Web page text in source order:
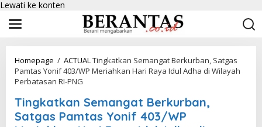
Lewati ke konten
Homepage / ACTUALTingkatkan Semangat Berkurban, Satgas
Pamtas Yonif 403/WP Meriahkan Hari Raya Idul Adha di Wilayah
Perbatasan RI-PNG
Tingkatkan Semangat Berkurban,
Satgas Pamtas Yonif 403/WP